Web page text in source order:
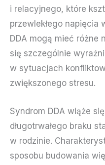
i relacyjnego, które
przewlekłego napięcia
DDA mogą mieć różne
się szczególnie
w sytuacjach
zwiększonego stresu.
Syndrom DDA wiąże
długotrwałego braku
w rodzinie.
sposobu budowania